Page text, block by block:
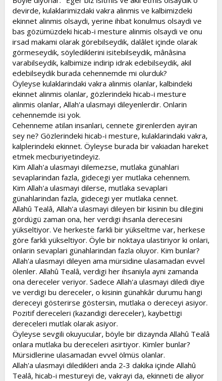
devirde, kulaklarimizdaki vakra alinmis ve kalbimizdeki
ekinnet alinmis olsaydi, yerine ihbat konulmus olsaydi ve
bas gözümüzdeki hicab-i mesture alinmis olsaydi ve onu
irsad makami olarak görebilseydik, dalâlet içinde olarak
görmeseydik, söylediklerini isitebilseydik, mânâsina
varabilseydik, kalbimize indirip idrak edebilseydik, akil
edebilseydik burada cehennemde mi olurduk?
Öyleyse kulaklarindaki vakra alinmis olanlar, kalbindeki
ekinnet alinmis olanlar, gözlerindeki hicab-i mesture
alinmis olanlar, Allah'a ulasmayi dileyenlerdir. Onlarin
cehennemde isi yok.
Cehenneme atilan insanlari, cennete girenlerden ayiran
sey ne? Gözlerindeki hicab-i mesture, kulaklarindaki vakra,
kalplerindeki ekinnet. Öyleyse burada bir vakiadan hareket
etmek mecburiyetindeyiz.
Kim Allah'a ulasmayi dilemezse, mutlaka günahlari
sevaplarindan fazla, gidecegi yer mutlaka cehennem.
Kim Allah'a ulasmayi dilerse, mutlaka sevaplari
günahlarindan fazla, gidecegi yer mutlaka cennet.
Allahû Tealâ, Allah'a ulasmayi dileyen bir kisinin bu dilegini
gördügü zaman ona, her verdigi ihsanla derecesini
yükseltiyor. Ve herkeste farkli bir yükseltme var, herkese
göre farkli yükseltiyor. Öyle bir noktaya ulastiriyor ki onlari,
onlarin sevaplari günahlarindan fazla oluyor. Kim bunlar?
Allah'a ulasmayi dileyen ama mürsidine ulasamadan evvel
ölenler. Allahû Tealâ, verdigi her ihsaniyla ayni zamanda
ona dereceler veriyor. Sadece Allah'a ulasmayi diledi diye
ve verdigi bu dereceler, o kisinin günahkâr durumu hangi
dereceyi gösterirse göstersin, mutlaka o dereceyi asiyor.
Pozitif dereceleri (kazandigi dereceler), kaybettigi
dereceleri mutlak olarak asiyor.
Öyleyse sevgili okuyucular, böyle bir dizaynda Allahû Tealâ
onlara mutlaka bu dereceleri asirtiyor. Kimler bunlar?
Mürsidlerine ulasamadan evvel ölmüs olanlar.
Allah'a ulasmayi diledikleri anda 2-3 dakika içinde Allahû
Tealâ, hicab-i mestureyi de, vakrayi da, ekinneti de aliyor